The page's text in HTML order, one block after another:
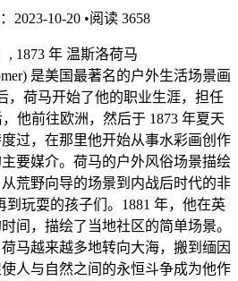
2023-10-20 •阅读 3658
, 1873 年 温斯洛荷马
是美国最著名的户外生活场景画
，荷马开始了他的职业生涯，担任
他前往欧洲，然后于 1873 年夏天
过，在那里他开始从事水彩画创作
要媒介。荷马的户外风俗场景描绘
荒野向导的场景到内战后时代的非
玩耍的孩子们。1881 年，他在英
间，描绘了当地社区的简单场景。
马越来越多地转向大海，搬到缅因
人与自然之间的永恒斗争成为他作